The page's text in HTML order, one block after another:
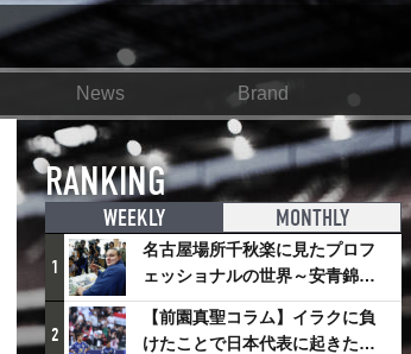
News Brand
RANKING
WEEKLY MONTHLY
1
名古屋場所千秋楽に見たプロフ
ェッショナルの世界～安青錦の
優勝を巡るさまざまなドラマ
2
【前園真聖コラム】イラクに負
けたことで日本代表に起きたプ